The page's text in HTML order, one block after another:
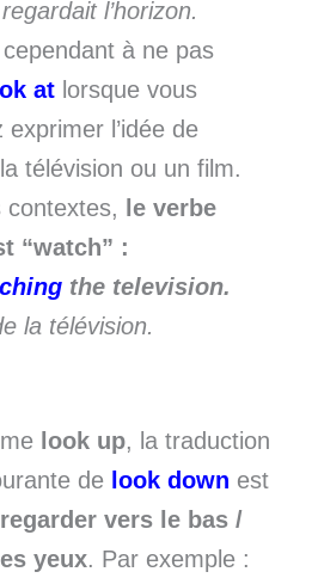
l’horizon.
à ne pas
at lorsque vous
exprimer l’idée de
télévision ou un film.
contextes, le verbe
“watch” :
the television.
la télévision.
look up, la traduction
de look down est
regarder vers le bas /
yeux. Par exemple :